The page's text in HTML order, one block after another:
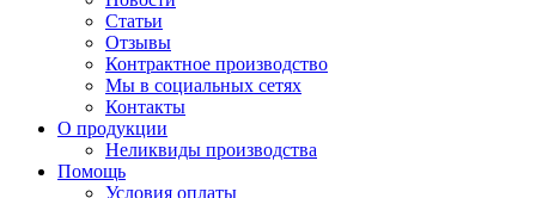
Статьи
Отзывы
Контрактное производство
Мы в социальных сетях
Контакты
О продукции
Неликвиды производства
Помощь
Условия оплаты